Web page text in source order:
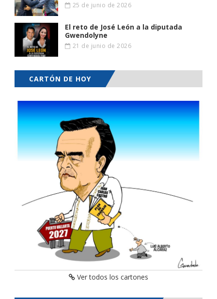
25 de junio de 2026
El reto de José León a la diputada
Gwendolyne
21 de junio de 2026
CARTÓN DE HOY
Ver todos los cartones